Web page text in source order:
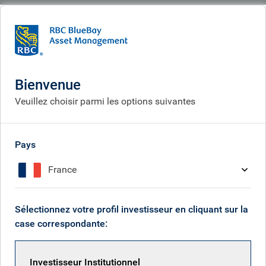
People Harrison Hill
Bienvenue
Veuillez choisir parmi les options suivantes
Pays
France
Sélectionnez votre profil investisseur en cliquant sur la
case correspondante:
Investisseur Institutionnel